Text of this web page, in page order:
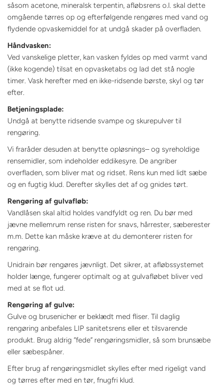
såsom acetone, mineralsk terpentin, afløbsrens o.l. skal dette
omgående tørres op og efterfølgende rengøres med vand og
flydende opvaskemiddel for at undgå skader på overfladen.
Håndvasken:
Ved vanskelige pletter, kan vasken fyldes op med varmt vand
(ikke kogende) tilsat en opvasketabs og lad det stå nogle
timer. Vask herefter med en ikke-ridsende børste, skyl og tør
efter.
Betjeningsplade:
Undgå at benytte ridsende svampe og skurepulver til
rengøring.
Vi fraråder desuden at benytte opløsnings– og syreholdige
rensemidler, som indeholder eddikesyre. De angriber
overfladen, som bliver mat og ridset. Rens kun med lidt sæbe
og en fugtig klud. Derefter skylles det af og gnides tørt.
Rengøring af gulvafløb:
Vandlåsen skal altid holdes vandfyldt og ren. Du bør med
jævne mellemrum rense risten for snavs, hårrester, sæberester
m.m. Dette kan måske kræve at du demonterer risten for
rengøring.
Unidrain bør rengøres jævnligt. Det sikrer, at afløbssystemet
holder længe, fungerer optimalt og at gulvafløbet bliver ved
med at se flot ud.
Rengøring af gulve:
Gulve og brusenicher er beklædt med fliser. Til daglig
rengøring anbefales LIP sanitetsrens eller et tilsvarende
produkt. Brug aldrig ”fede” rengøringsmidler, så som brunsæbe
eller sæbespåner.
Efter brug af rengøringsmidlet skylles efter med rigeligt vand
og tørres efter med en tør, fnugfri klud.